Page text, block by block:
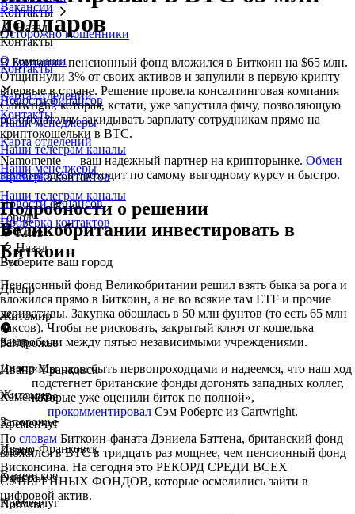
Контакты
Назад
Контакты
Контакты
Карта отделений
Наши менеджеры
Наши телеграм каналы
Проверка контактов
Новости финансов
Город
Киев
Назад
Выберите ваш город
Днепр
Житомир
Запорожье
Ивано-Франковск
Каменское
Кременчуг
Львов
Одесса
Полтава
Вакансии
Осторожно мошенники
О компании
Новости финансов
Контакты
Карта отделений
Наши менеджеры
Наши телеграм каналы
Проверка контактов
Рус
Киев
Днепр
Житомир
Запорожье
Ивано-Франковск
Каменское
Кременчуг
долларов
В Британии пенсионный фонд вложился в Биткоин на $65 млн.
Отщипнули 3% от своих активов и запулили в первую крипту
впервые в стране. Решение провела консалтинговая компания
Cartwright, которая, кстати, уже запустила фичу, позволяющую
работодателям закидывать зарплату сотрудникам прямо на
криптокошельки в BTC.
Namomente — ваш надежный партнер на крипторынке. Обмен
валютыздесь проходит по самому выгодному курсу и быстро.
Подробности о решении
Великобритании инвестировать в
Биткоин
Пенсионный фонд Великобритании решил взять быка за рога и
вложился прямо в Биткоин, а не во всякие там ETF и прочие
деривативы. Закупка обошлась в 50 млн фунтов (то есть 65 млн
баксов). Чтобы не рисковать, закрытый ключ от кошелька
раздробили между пятью независимыми учреждениями.
«Мы рады быть первопроходцами и надеемся, что наш ход
подстегнет британские фонды догонять западных коллег,
которые уже оценили биток по полной»,
— прокомментировал Сэм Робертс из Cartwright.
По словам Биткоин-фаната Дэниела Баттена, британский фонд
вложился в BTC в тридцать раз мощнее, чем пенсионный фонд
Висконсина. На сегодня это РЕКОРД СРЕДИ ВСЕХ
СУВЕРЕННЫХ ФОНДОВ, которые осмелились зайти в
цифровой актив.